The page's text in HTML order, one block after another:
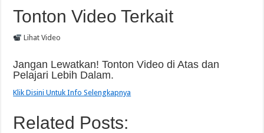
Tonton Video Terkait
Lihat Video
Jangan Lewatkan! Tonton Video di Atas dan
Pelajari Lebih Dalam.
Klik Disini Untuk Info Selengkapnya
Related Posts: